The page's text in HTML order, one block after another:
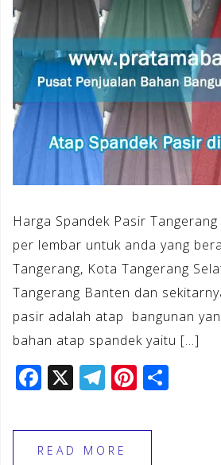
Harga Spandek Pasir
per lembar untuk anda yang
Tangerang, Kota Tangerang
Tangerang Banten dan
pasir adalah atap bangunan
bahan atap spandek yaitu […]
F
c
e
X T
e
gr
Pi
te
READ MORE